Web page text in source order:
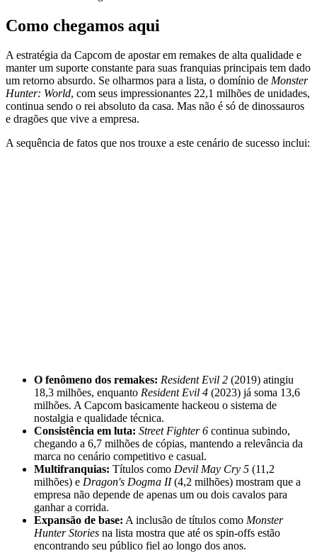
Como chegamos aqui
A estratégia da Capcom de apostar em remakes de alta qualidade e
manter um suporte constante para suas franquias principais tem dado
um retorno absurdo. Se olharmos para a lista, o domínio de Monster
Hunter: World, com seus impressionantes 22,1 milhões de unidades,
continua sendo o rei absoluto da casa. Mas não é só de dinossauros
e dragões que vive a empresa.
A sequência de fatos que nos trouxe a este cenário de sucesso inclui:
O fenômeno dos remakes: Resident Evil 2 (2019) atingiu
18,3 milhões, enquanto Resident Evil 4 (2023) já soma 13,6
milhões. A Capcom basicamente hackeou o sistema de
nostalgia e qualidade técnica.
Consistência em luta: Street Fighter 6 continua subindo,
chegando a 6,7 milhões de cópias, mantendo a relevância da
marca no cenário competitivo e casual.
Multifranquias: Títulos como Devil May Cry 5 (11,2
milhões) e Dragon's Dogma II(4,2 milhões) mostram que a
empresa não depende de apenas um ou dois cavalos para
ganhar a corrida.
Expansão de base: A inclusão de títulos como Monster
Hunter Stories na lista mostra que até os spin-offs estão
encontrando seu público fiel ao longo dos anos.